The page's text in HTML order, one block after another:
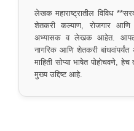
लेखक महाराष्ट्रातील विविध
शेतकरी कल्याण, रोजगार आणि
अभ्यासक व लेखक आहेत. आपल्या
नागरिक आणि शेतकरी
माहिती सोप्या भाषेत पोहोचवणे, हेच
मुख्य उद्दिष्ट आहे.